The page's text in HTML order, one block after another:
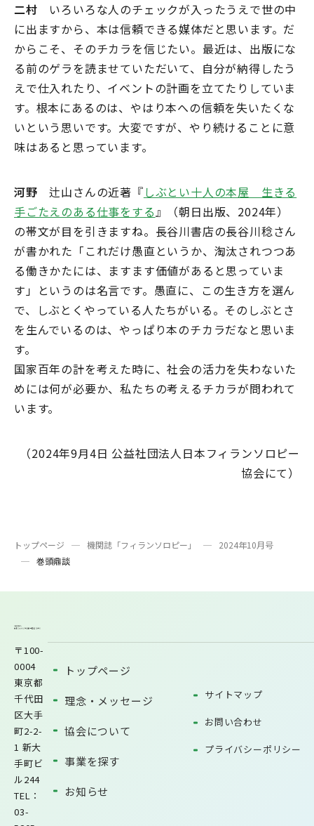
二村 いろいろな人のチェックが入ったうえで世の中
に出ますから、本は信頼できる媒体だと思います。だ
からこそ、そのチカラを信じたい。最近は、出版にな
る前のゲラを読ませていただいて、自分が納得したう
えで仕入れたり、イベントの計画を立てたりしていま
す。根本にあるのは、やはり本への信頼を失いたくな
いという思いです。大変ですが、やり続けることに意
味はあると思っています。
河野 辻山さんの近著『しぶとい十人の本屋 生きる
手ごたえのある仕事をする』（朝日出版、2024年）
の帯文が目を引きますね。長谷川書店の長谷川稔さん
が書かれた「これだけ愚直というか、淘汰されつつあ
る働きかたには、ますます価値があると思っていま
す」というのは名言です。愚直に、この生き方を選ん
で、しぶとくやっている人たちがいる。そのしぶとさ
を生んでいるのは、やっぱり本のチカラだなと思いま
す。
国家百年の計を考えた時に、社会の活力を失わないた
めには何が必要か、私たちの考えるチカラが問われて
います。
（2024年9月4日 公益社団法人日本フィランソロピー
協会にて）
トップページ 機関誌「フィランソロピー」
2024年10月号
巻頭鼎談
〒100-
0004
東京都
千代田
区大手
町2-2-
1 新大
手町ビ
ル244
TEL：
03-
トップページ
理念・メッセージ
協会について
事業を探す
お知らせ
サイトマップ
お問い合わせ
プライバシーポリシー